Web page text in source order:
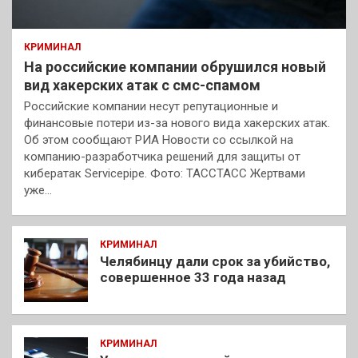
КРИМИНАЛ
На российские компании обрушился новый
вид хакерских атак с смс-спамом
Российские компании несут репутационные и
финансовые потери из-за нового вида хакерских атак.
Об этом сообщают РИА Новости со ссылкой на
компанию-разработчика решений для защиты от
кибератак Servicepipe. Фото: ТАССТАСС Жертвами
уже…
КРИМИНАЛ
Челябинцу дали срок за убийство,
совершенное 33 года назад
КРИМИНАЛ